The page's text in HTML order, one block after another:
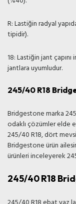
R: Lastiğin radyal
tipidir).
18: Lastiğin jant
jantlara uyumludur.
245/40 R18
Bridgestone marka
odaklı çözümler elde
245/40 R18, dört
Bridgestone ürün
ürünleri inceleyerek
245/40 R18
245/40 R18 ebat yaz